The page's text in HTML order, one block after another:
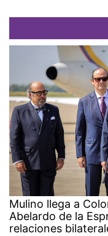
Mulino llega a
Abelardo de la
relaciones